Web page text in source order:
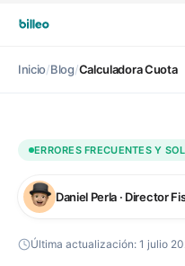
Inicio/Blog/Calculadora Cuota
ERRORES FRECUENTES Y
Daniel Perla · Director
Última actualización: 1 julio